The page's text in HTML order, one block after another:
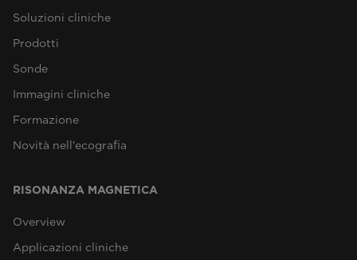
Soluzioni cliniche
Prodotti
Sonde
Immagini cliniche
Formazione
Novità nell'ecografia
RISONANZA MAGNETICA
Overview
Applicazioni cliniche